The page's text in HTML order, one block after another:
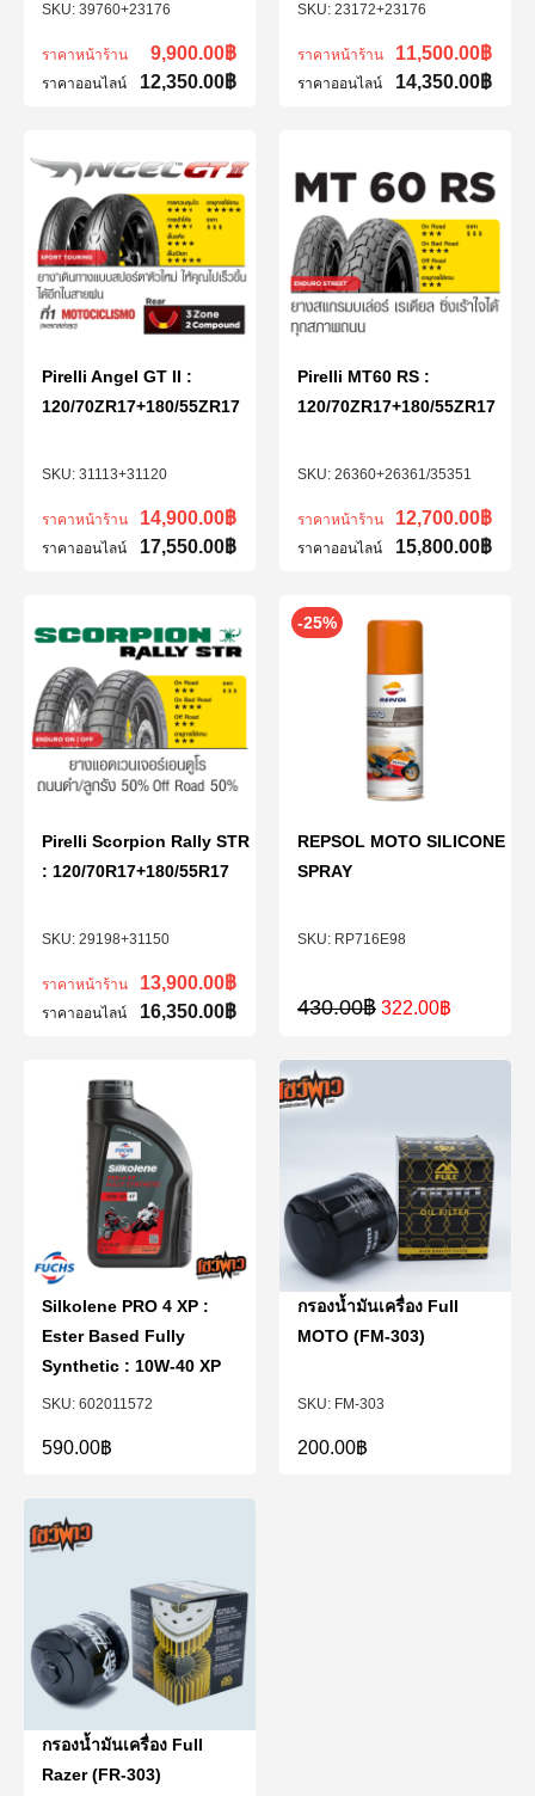
39760+23176
ราคาหน้าร้าน 9,900.00฿
ราคาออนไลน์ 12,350.00฿
23172+23176
ราคาหน้าร้าน 11,500.00฿
ราคาออนไลน์ 14,350.00฿
31113+31120
Pirelli Angel GT II :
120/70ZR17+180/55ZR17
ราคาหน้าร้าน 14,900.00฿
ราคาออนไลน์ 17,550.00฿
26360+26361/35351
Pirelli MT60 RS :
120/70ZR17+180/55ZR17
ราคาหน้าร้าน 12,700.00฿
ราคาออนไลน์ 15,800.00฿
29198+31150
Pirelli Scorpion Rally STR
: 120/70R17+180/55R17
ราคาหน้าร้าน 13,900.00฿
ราคาออนไลน์ 16,350.00฿
-25%
RP716E98
REPSOL MOTO SILICONE
SPRAY
430.00฿ 322.00฿
602011572
Silkolene PRO 4 XP :
Ester Based Fully
Synthetic : 10W-40 XP
590.00฿
FM-303
กรองน้ำมันเครื่อง Full
MOTO (FM-303)
200.00฿
กรองน้ำมันเครื่อง Full
Razer (FR-303)